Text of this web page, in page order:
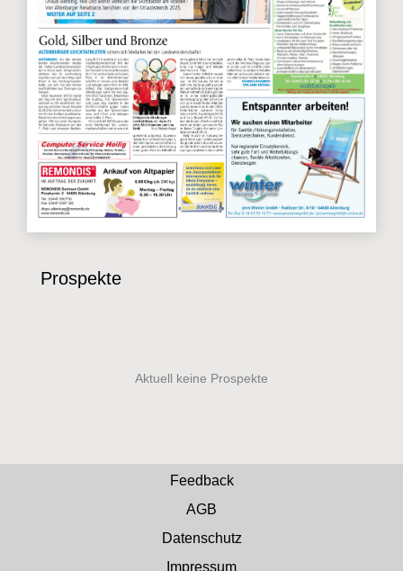
Prospekte
Feedback
AGB
Datenschutz
Impressum